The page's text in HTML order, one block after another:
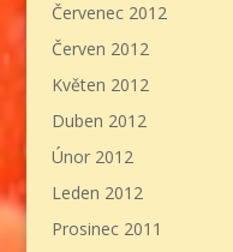
Červenec 2012
Červen 2012
Květen 2012
Duben 2012
Únor 2012
Leden 2012
Prosinec 2011